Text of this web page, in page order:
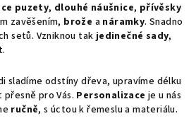
puzety, dlouhé náušnice, přívěsky
zavěšením, brože a náramky. Snadno
setů. Vzniknou takjedinečné sady,
sladíme odstíny dřeva, upravíme délku
přesně pro Vás. Personalizace je u nás
ručně, s úctou k řemeslu a materiálu.